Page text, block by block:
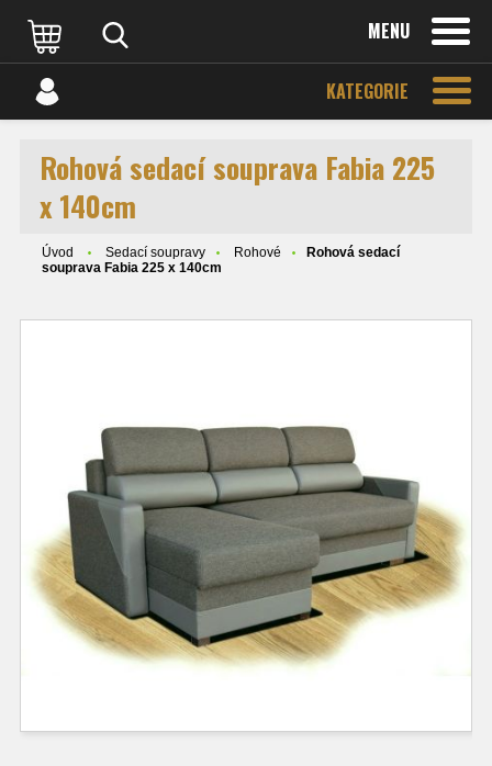
MENU
KATEGORIE
Rohová sedací souprava Fabia 225
x 140cm
Úvod Sedací soupravy Rohové
Rohová sedací
souprava Fabia 225 x 140cm